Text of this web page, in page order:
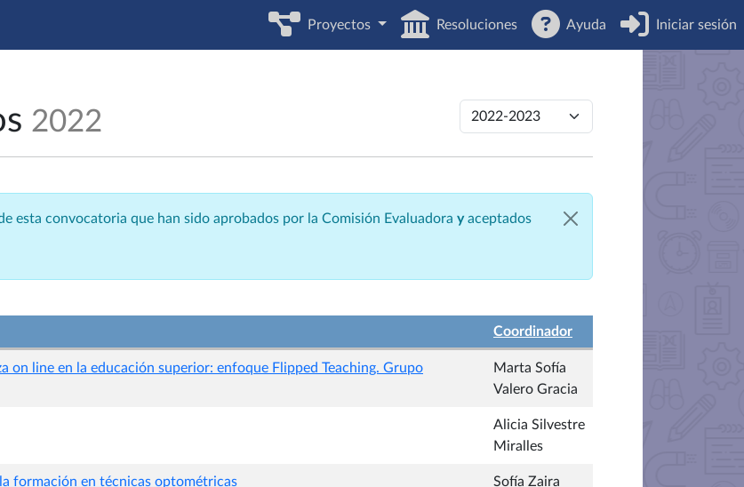
Proyectos Resoluciones Ayuda Iniciar sesión
2022
esta convocatoria que han sido aprobados por la Comisión Evaluadora yaceptados
Coordinador
on line en la educación superior: enfoque Flipped Teaching. Grupo
Marta Sofía
Valero Gracia
Alicia Silvestre
Miralles
formación en técnicas optométricas
Sofía Zaira